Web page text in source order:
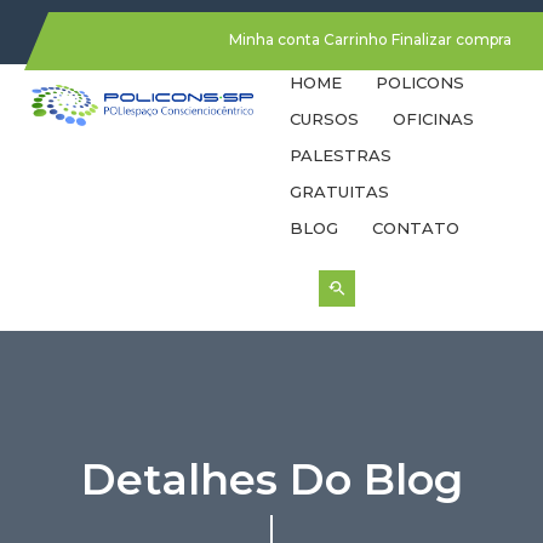
Minha conta Carrinho Finalizar compra
HOME
POLICONS
CURSOS
OFICINAS
PALESTRAS
GRATUITAS
BLOG
CONTATO
Detalhes Do Blog